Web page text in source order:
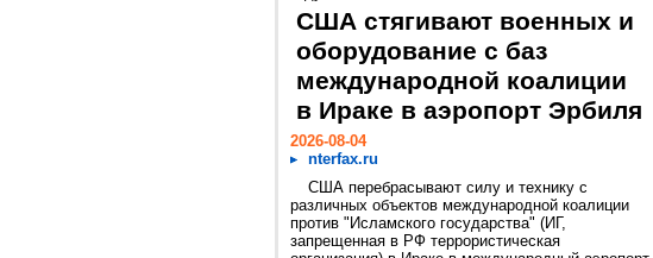
США стягивают военных и
оборудование с баз
международной коалиции
в Ираке в аэропорт Эрбиля
2026-08-04
nterfax.ru
США перебрасывают силу и технику с
различных объектов международной коалиции
против "Исламского государства" (ИГ,
запрещенная в РФ террористическая